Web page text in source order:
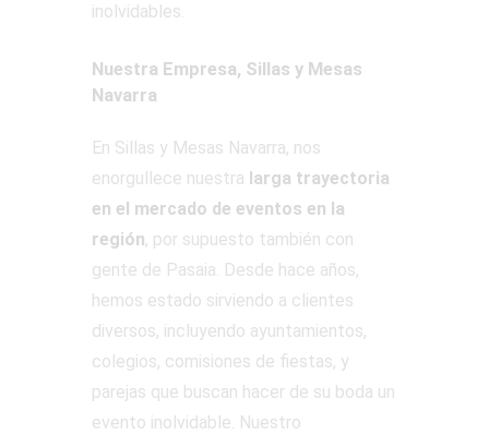
inolvidables.
Nuestra Empresa, Sillas y Mesas
Navarra
En Sillas y Mesas Navarra, nos
enorgullece nuestra larga trayectoria
en el mercado de eventos en la
región, por supuesto también con
gente de Pasaia. Desde hace años,
hemos estado sirviendo a clientes
diversos, incluyendo ayuntamientos,
colegios, comisiones de fiestas, y
parejas que buscan hacer de su boda un
evento inolvidable. Nuestro